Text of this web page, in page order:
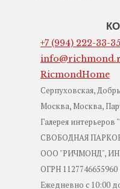
+7 (994) 222-33-35
RicmondHome
Серпуховская,
Москва, Москва,
Галерея
СВОБОДНАЯ
ООО "РИЧМОНД",
ОГРН 1127746655960
Ежедневно с 10:00